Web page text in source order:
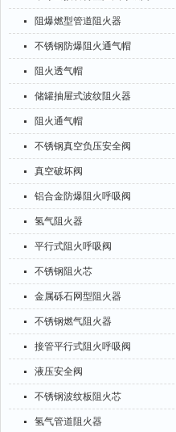
阻爆燃型管道阻火器
不锈钢防爆阻火通气帽
阻火透气帽
储罐抽屉式波纹阻火器
阻火通气帽
不锈钢真空负压安全阀
真空破坏阀
铝合金防爆阻火呼吸阀
氢气阻火器
平行式阻火呼吸阀
不锈钢阻火芯
金属砾石网型阻火器
不锈钢燃气阻火器
接管平行式阻火呼吸阀
液压安全阀
不锈钢波纹板阻火芯
氢气管道阻火器